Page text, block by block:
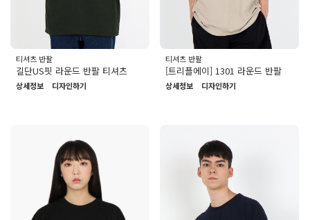
티셔츠 반팔
길단US핏 라운드 반팔 티셔츠
상세정보 디자인하기
티셔츠 반팔
[트리플에이] 1301 라운드 반팔
상세정보 디자인하기